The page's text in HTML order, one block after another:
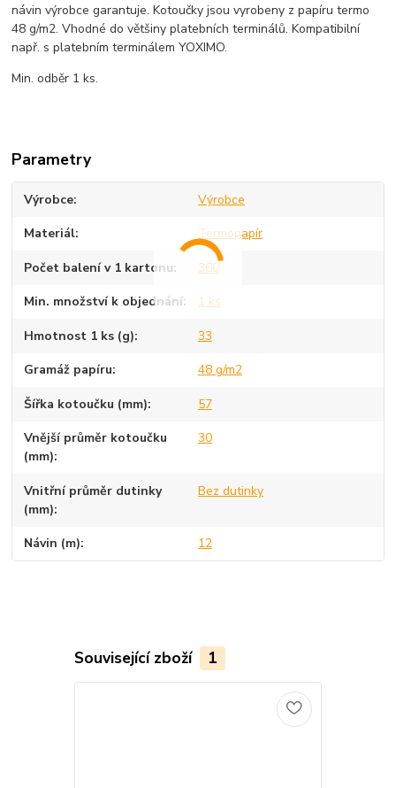
návin výrobce garantuje. Kotoučky jsou vyrobeny z papíru termo
48 g/m2. Vhodné do většiny platebních terminálů. Kompatibilní
např. s platebním terminálem YOXIMO.
Min. odběr 1 ks.
Parametry
Výrobce Výrobce
Materiál Termopapír
Počet balení v 1 kartonu 360
Min. množství k objednání 1 ks
Hmotnost 1 ks (g) 33
Gramáž papíru 48 g/m2
Šířka kotoučku (mm) 57
Vnější průměr kotoučku
(mm)
30
Vnitřní průměr dutinky
(mm)
Bez dutinky
Návin (m) 12
Související zboží 1